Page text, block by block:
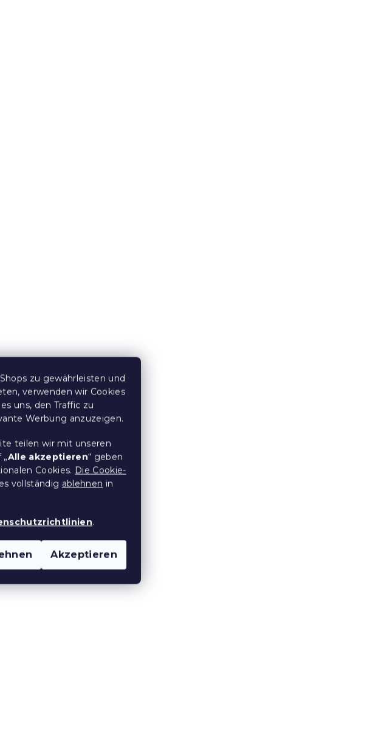
zu gewährleisten und
verwenden wir Cookies
uns, den Traffic zu
Werbung anzuzeigen.
teilen wir mit unseren
Alle akzeptieren“ geben
Cookies. Die Cookie-
vollständig ablehnen in
.
Akzeptieren